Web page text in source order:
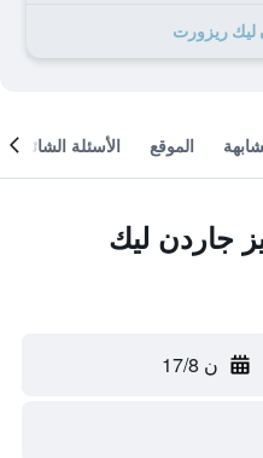
الموقع الأسئلة الشائعة
جاردن ليك
ن 17/8